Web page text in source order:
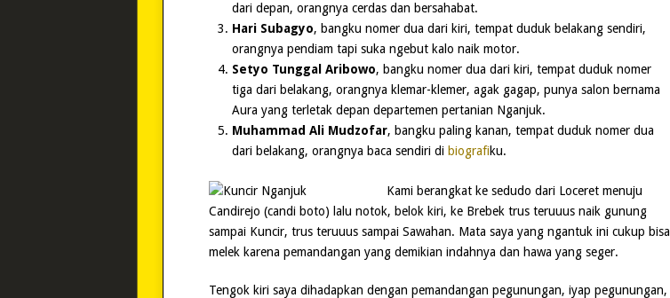
dari depan, orangnya cerdas dan bersahabat.
Hari Subagyo, bangku nomer dua dari kiri, tempat duduk belakang sendiri,
orangnya pendiam tapi suka ngebut kalo naik motor.
Setyo Tunggal Aribowo, bangku nomer dua dari kiri, tempat duduk nomer
tiga dari belakang, orangnya klemar-klemer, agak gagap, punya salon bernama
Aura yang terletak depan departemen pertanian Nganjuk.
Muhammad Ali Mudzofar, bangku paling kanan, tempat duduk nomer dua
dari belakang, orangnya baca sendiri di biografiku.
Kami berangkat ke sedudo dari Loceret menuju
Candirejo (candi boto) lalu notok, belok kiri, ke Brebek trus teruuus naik gunung
sampai Kuncir, trus teruuus sampai Sawahan. Mata saya yang ngantuk ini cukup bisa
melek karena pemandangan yang demikian indahnya dan hawa yang seger.
Tengok kiri saya dihadapkan dengan pemandangan pegunungan, iyap pegunungan,